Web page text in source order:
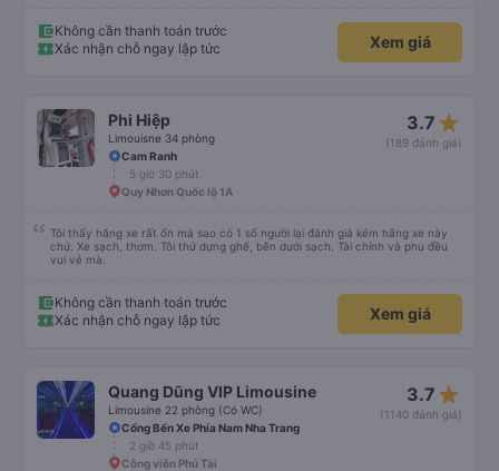
Không cần thanh toán trước
Xác nhận chỗ ngay lập tức
Xem giá
Phi Hiệp
Limouisne 34 phòng
3.7 star_rate
(189 đánh giá)
Cam Ranh
5 giờ 30 phút
Quy Nhơn Quốc lộ 1A
Tôi thấy hãng xe rất ổn mà sao có 1 số người lại đánh giá kém hãng xe này
chứ. Xe sạch, thơm. Tôi thử dựng ghế, bên dưới sạch. Tài chính và phụ đều
vui vẻ mà.
Không cần thanh toán trước
Xác nhận chỗ ngay lập tức
Xem giá
Quang Dũng VIP Limousine
Limousine 22 phòng (Có WC)
3.7 star_rate
(1140 đánh giá)
Cổng Bến Xe Phía Nam Nha Trang
2 giờ 45 phút
Công viên Phú Tài